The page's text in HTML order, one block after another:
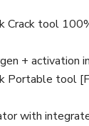
Crack tool
+ activation
Portable tool
with